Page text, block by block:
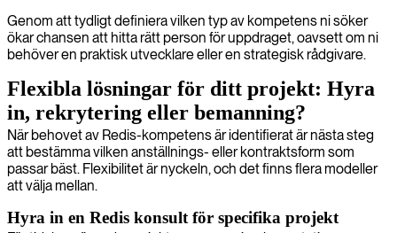
Genom att tydligt definiera vilken typ av kompetens ni söker
ökar chansen att hitta rätt person för uppdraget, oavsett om ni
behöver en praktisk utvecklare eller en strategisk rådgivare.
Flexibla lösningar för ditt projekt: Hyra
in, rekrytering eller bemanning?
När behovet av Redis-kompetens är identifierat är nästa steg
att bestämma vilken anställnings- eller kontraktsform som
passar bäst. Flexibilitet är nyckeln, och det finns flera modeller
att välja mellan.
Hyra in en Redis konsult för specifika projekt